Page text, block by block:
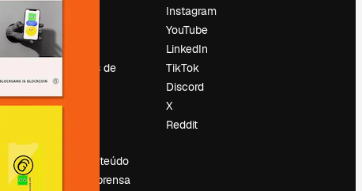
Reviews
Emprego
Tendências de
pesquisa
Blog
Vender conteúdo
Sala de imprensa
Instagram
YouTube
LinkedIn
TikTok
Discord
X
Reddit